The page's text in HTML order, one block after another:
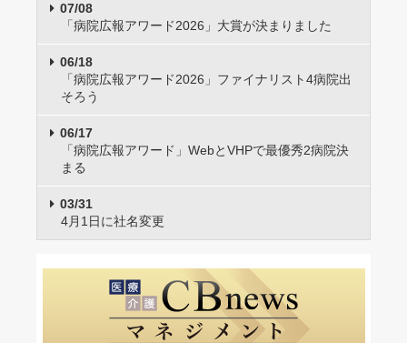
07/08
「病院広報アワード2026」大賞が決まりました
06/18
「病院広報アワード2026」ファイナリスト4病院出
そろう
06/17
「病院広報アワード」WebとVHPで最優秀2病院決
まる
03/31
4月1日に社名変更